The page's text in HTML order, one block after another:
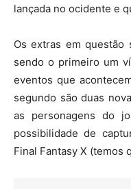
lançada no ocidente e
Os extras em questão
sendo o primeiro um
eventos que
segundo são duas
as personagens do
possibilidade de
Final Fantasy X (temos